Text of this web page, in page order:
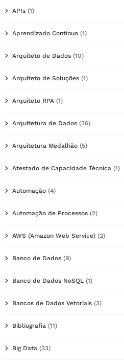
APIs (1)
Aprendizado Contínuo (1)
Arquiteto de Dados (10)
Arquiteto de Soluções (1)
Arquiteto RPA (1)
Arquitetura de Dados (36)
Arquitetura Medalhão (5)
Atestado de Capacidade Técnica (1)
Automação (4)
Automação de Processos (2)
AWS (Amazon Web Service) (2)
Banco de Dados (9)
Banco de Dados NoSQL (1)
Bancos de Dados Vetoriais (3)
Bibliografia (11)
Big Data (33)